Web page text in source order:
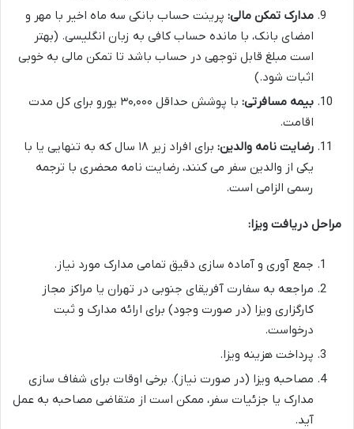
مدارک تمکن مالی: پرینت حساب بانکی سه ماه اخیر با مهر و
امضای بانک، با مانده حساب کافی به زبان انگلیسی. (بهتر
است مبلغ قابل توجهی در حساب باشد تا تمکن مالی به خوبی
اثبات شود.)
بیمه مسافرتی:
با پوشش حداقل ۳۰,۰۰۰ یورو برای کل مدت
اقامت.
رضایت نامه والدین:
برای افراد زیر ۱۸ سال که به تنهایی یا با
یکی از والدین سفر می کنند، رضایت نامه محضری با ترجمه
رسمی الزامی است.
مراحل دریافت ویزا:
جمع آوری و آماده سازی دقیق تمامی مدارک مورد نیاز.
مراجعه به سفارت آفریقای جنوبی در تهران یا مراکز مجاز
کارگزاری ویزا (در صورت وجود) برای ارائه مدارک و ثبت
درخواست.
پرداخت هزینه ویزا.
مصاحبه ویزا (در صورت نیاز). برخی اوقات برای شفاف سازی
مدارک یا جزئیات سفر، ممکن است از متقاضی مصاحبه به عمل
آید.